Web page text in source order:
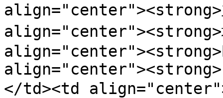
align="center"><strong>
align="center"><strong>
</td><td